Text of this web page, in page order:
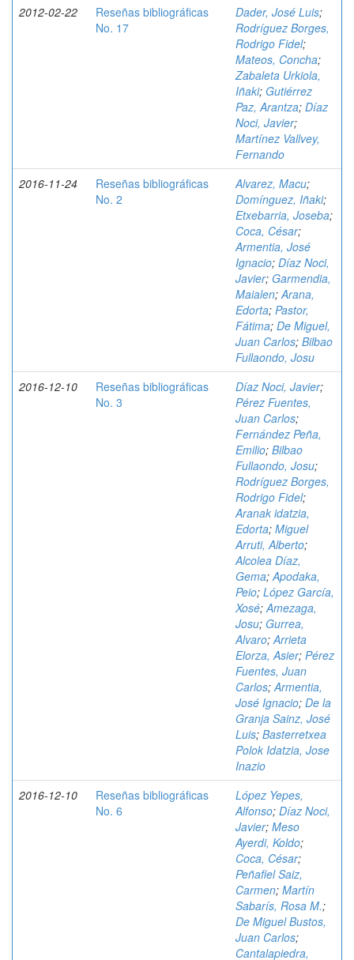
2012-02-22
Reseñas bibliográficas
No. 17
Dader, José Luis;
Rodríguez Borges,
Rodrigo Fidel;
Mateos, Concha;
Zabaleta Urkiola,
Iñaki; Gutiérrez
Paz, Arantza; Díaz
Noci, Javier;
Martínez Vallvey,
Fernando
2016-11-24
Reseñas bibliográficas
No. 2
Alvarez, Macu;
Domínguez, Iñaki;
Etxebarria, Joseba;
Coca, César;
Armentia, José
Ignacio; Díaz Noci,
Javier; Garmendia,
Maialen;Arana,
Edorta; Pastor,
Fátima; De Miguel,
Juan Carlos; Bilbao
Fullaondo, Josu
2016-12-10
Reseñas bibliográficas
No. 3
Díaz Noci, Javier;
Pérez Fuentes,
Juan Carlos;
Fernández Peña,
Emilio; Bilbao
Fullaondo, Josu;
Rodríguez Borges,
Rodrigo Fidel;
Aranak idatzia,
Edorta; Miguel
Arruti, Alberto;
Alcolea Díaz,
Gema;Apodaka,
Peio; López García,
Xosé;Amezaga,
Josu; Gurrea,
Alvaro;Arrieta
Elorza, Asier; Pérez
Fuentes, Juan
Carlos;Armentia,
José Ignacio; De la
Granja Sainz, José
Luis; Basterretxea
Polok Idatzia, Jose
Inazio
2016-12-10
Reseñas bibliográficas
No. 6
López Yepes,
Alfonso; Díaz Noci,
Javier; Meso
Ayerdi, Koldo;
Coca, César;
Peñafiel Saiz,
Carmen; Martín
Sabarís, Rosa M.;
De Miguel Bustos,
Juan Carlos;
Cantalapiedra,